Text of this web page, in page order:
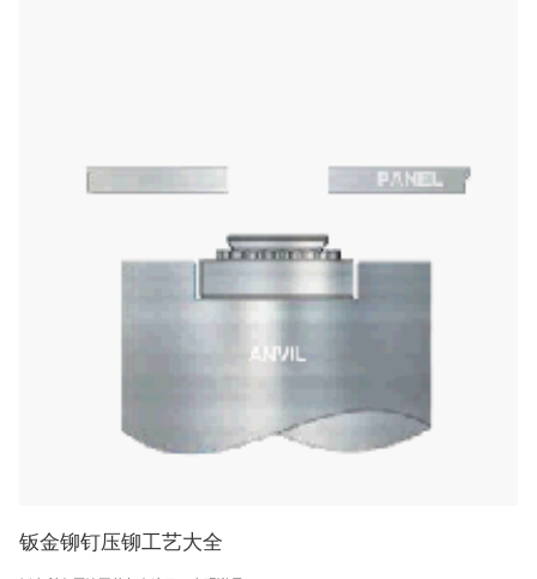
钣金铆钉压铆工艺大全